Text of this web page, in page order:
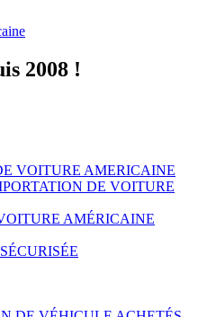
2008 !
VOITURE AMERICAINE
DE VOITURE
AMÉRICAINE